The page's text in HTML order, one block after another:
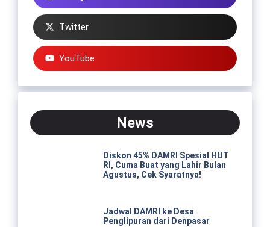
Twitter
YouTube
News
Diskon 45% DAMRI Spesial HUT
RI, Cuma Buat yang Lahir Bulan
Agustus, Cek Syaratnya!
Jadwal DAMRI ke Desa
Penglipuran dari Denpasar